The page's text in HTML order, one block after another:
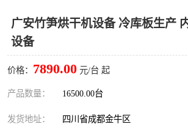
广安竹笋烘干机设备 冷库板生产
设备
价格： 7890.00 元/台 起
产品数量： 16500.00台
发货地址： 四川省成都金牛区
甘孜冻库安装